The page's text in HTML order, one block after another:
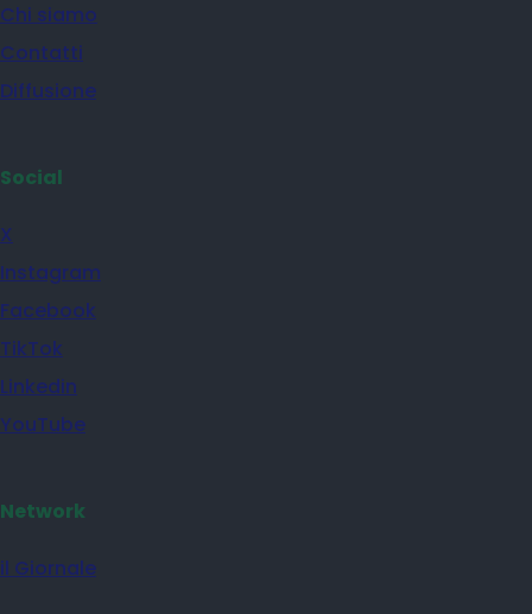
Chi siamo
Contatti
Diffusione
Social
X
Instagram
Facebook
TikTok
Linkedin
YouTube
Network
il Giornale